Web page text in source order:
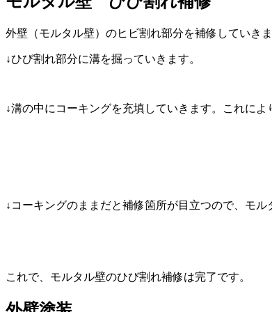
外壁（モルタル壁）のヒビ割れ部分を補修していきま
↓ひび割れ部分に溝を掘っていきます。
↓溝の中にコーキングを充填していきます。これによ
↓コーキングのままだと補修箇所が目立つので、
これで、モルタル壁のひび割れ補修は完了です。